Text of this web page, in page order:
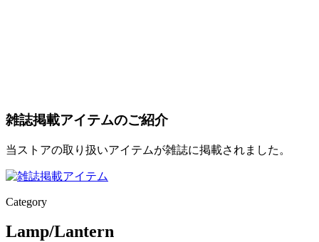
雑誌掲載アイテムのご紹介
当ストアの取り扱いアイテムが雑誌に掲載されました。
Category
Lamp/Lantern